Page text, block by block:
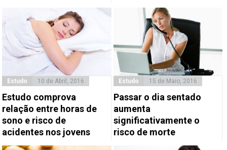
Estudo 10 de Abril, 2016
Estudo comprova
relação entre horas de
sono e risco de
acidentes nos jovens
Estudo 15 de Maio, 2016
Passar o dia sentado
aumenta
significativamente o
risco de morte